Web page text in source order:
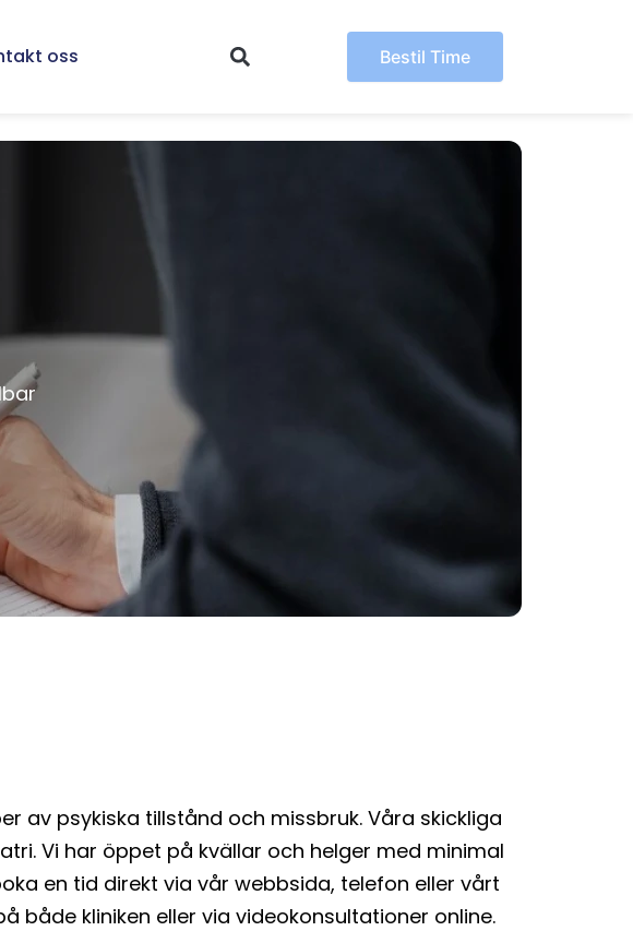
oss Bestil Time
av psykiska tillstånd och missbruk. Våra skickliga
Vi har öppet på kvällar och helger med minimal
en tid direkt via vår webbsida, telefon eller vårt
kliniken eller via videokonsultationer online.